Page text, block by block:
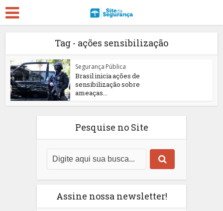
Tag - ações sensibilização
Segurança Pública
Brasil inicia ações de
sensibilização sobre
ameaças...
Pesquise no Site
Assine nossa newsletter!